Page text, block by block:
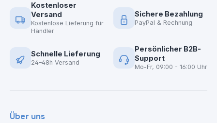
Kostenloser
Versand
Kostenlose Lieferung für
Händler
Sichere Bezahlung
PayPal & Rechnung
Schnelle Lieferung
24–48h Versand
Persönlicher B2B-
Support
Mo-Fr, 09:00 - 16:00 Uhr
Über uns